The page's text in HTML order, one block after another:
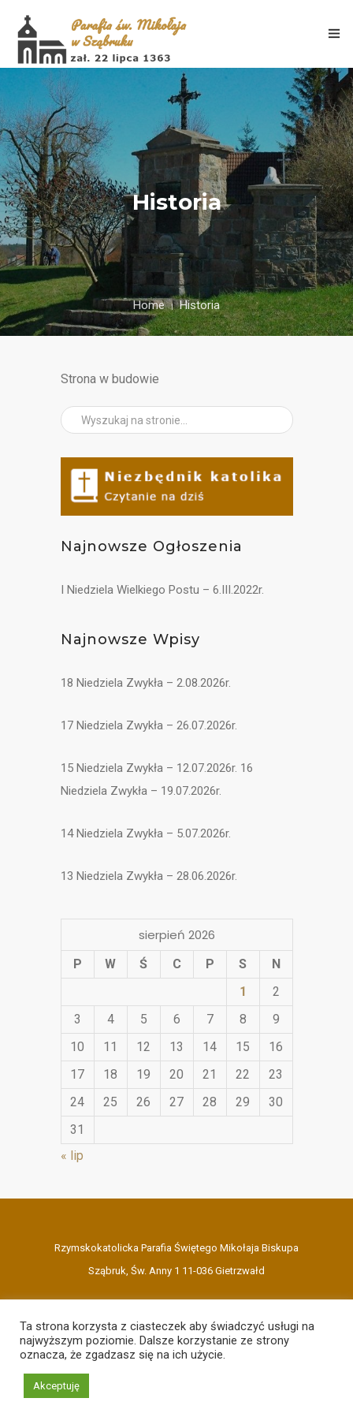
Aktualności
Porządek Mszy Świętych
Informacje
Galeria
Historia
Historia
Home Historia
Strona w budowie
Najnowsze Ogłoszenia
I Niedziela Wielkiego Postu – 6.III.2022r.
Najnowsze Wpisy
18 Niedziela Zwykła – 2.08.2026r.
17 Niedziela Zwykła – 26.07.2026r.
15 Niedziela Zwykła – 12.07.2026r. 16
Niedziela Zwykła – 19.07.2026r.
14 Niedziela Zwykła – 5.07.2026r.
13 Niedziela Zwykła – 28.06.2026r.
sierpień 2026
P W Ś C P S
N
1
2
3
4 5 6 7 8
9
10
11 12 13 14 15
16
17
18 19 20 21 22
23
24
25 26 27 28 29
30
31
« lip
Rzymskokatolicka Parafia Świętego Mikołaja Biskupa
Sząbruk, Św. Anny 1 11-036 Gietrzwałd
Ta strona korzysta z ciasteczek aby świadczyć usługi na
najwyższym poziomie. Dalsze korzystanie ze strony
oznacza, że zgadzasz się na ich użycie.
Akceptuję